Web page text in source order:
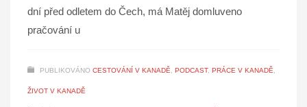
dní před odletem do Čech, má Matěj domluveno
pračování u
PUBLIKOVÁNO CESTOVÁNÍ V KANADĚ, PODCAST, PRÁCE V KANADĚ,
ŽIVOT V KANADĚ